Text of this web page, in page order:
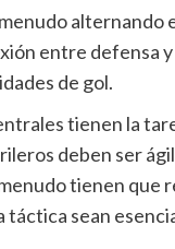
alternando
entre defensa
de gol.
tienen la
deben ser
tienen que
sean